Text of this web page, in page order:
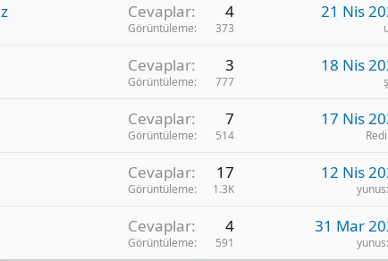
Cevaplar 4
Görüntüleme 373
21 Nis
Cevaplar 3
Görüntüleme 777
18 Nis
Cevaplar 7
Görüntüleme 514
17 Nis
Cevaplar 17
Görüntüleme 1.3K
12 Nis
Cevaplar 4
Görüntüleme 591
31 Mar